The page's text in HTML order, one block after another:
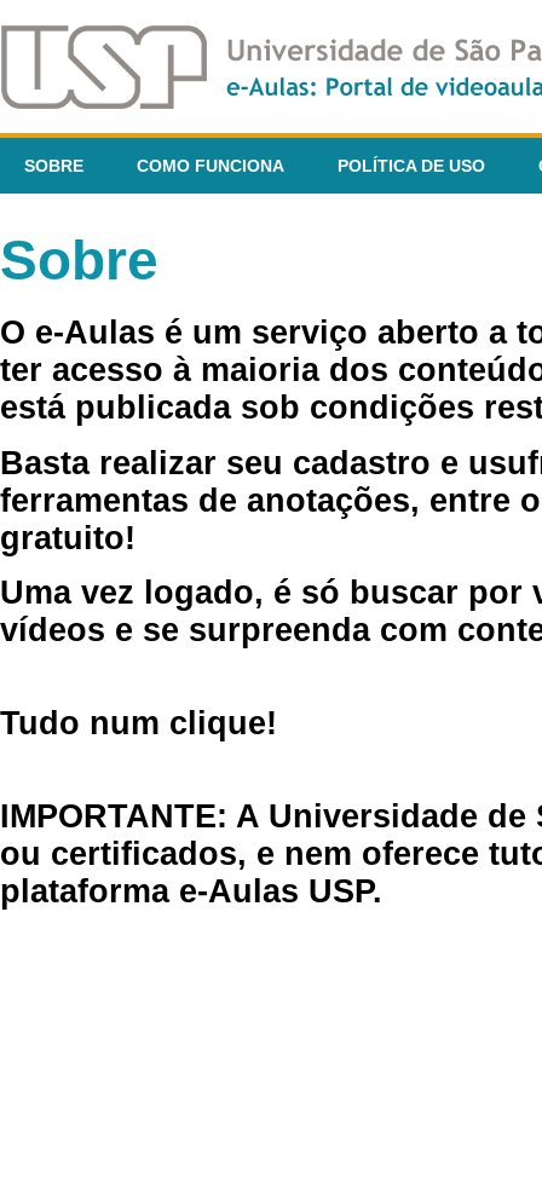
SOBRE COMO FUNCIONA POLÍTICA DE USO
Sobre
O e-Aulas é um serviço aberto a
ter acesso à maioria dos
está publicada sob condições
Basta realizar seu cadastro e
ferramentas de anotações, entre
gratuito!
Uma vez logado, é só buscar por
vídeos e se surpreenda com
Tudo num clique!
IMPORTANTE: A Universidade
ou certificados, e nem oferece
plataforma e-Aulas USP.